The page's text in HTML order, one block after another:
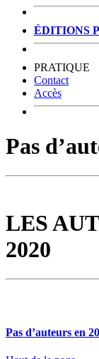
ÉDITIONS
PRATIQUE
Contact
Accès
Pas
LES
2020
Pas d’auteurs en